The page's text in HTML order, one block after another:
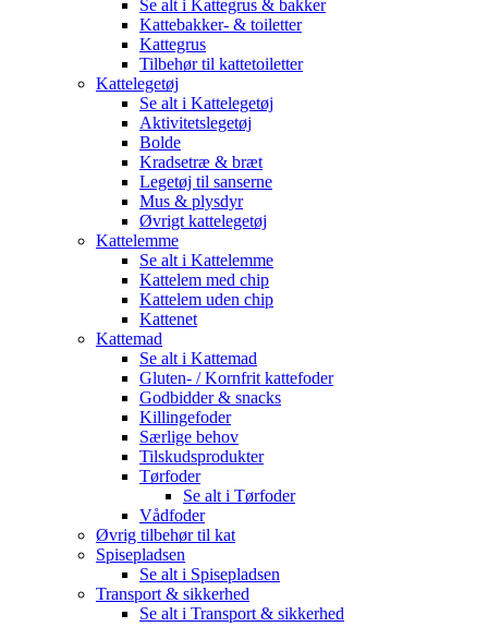
Se alt i Kattegrus & bakker
Kattebakker- & toiletter
Kattegrus
Tilbehør til kattetoiletter
Kattelegetøj
Se alt i Kattelegetøj
Aktivitetslegetøj
Bolde
Kradsetræ & bræt
Legetøj til sanserne
Mus & plysdyr
Øvrigt kattelegetøj
Kattelemme
Se alt i Kattelemme
Kattelem med chip
Kattelem uden chip
Kattenet
Kattemad
Se alt i Kattemad
Gluten- / Kornfrit kattefoder
Godbidder & snacks
Killingefoder
Særlige behov
Tilskudsprodukter
Tørfoder
Se alt i Tørfoder
Vådfoder
Øvrig tilbehør til kat
Spisepladsen
Se alt i Spisepladsen
Transport & sikkerhed
Se alt i Transport & sikkerhed